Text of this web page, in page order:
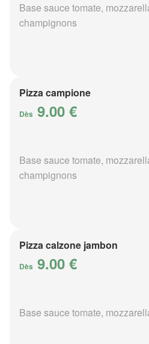
Base sauce tomate,
champignons
Pizza campione
Dès 9.00 €
Base sauce tomate,
champignons
Pizza calzone jambon
Dès 9.00 €
Base sauce tomate,